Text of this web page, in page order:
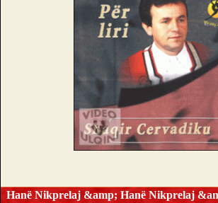
Hanë Nikprelaj &amp; Hanë Nikprelaj